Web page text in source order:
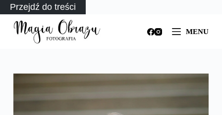
Przejdź do treści
MENU